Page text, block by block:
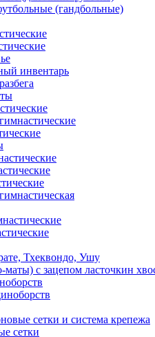
(гандбольные)
инвентарь
Тхеквондо, Ушу
маты) с зацепом ласточкин
сетки и система крепежа
сетки